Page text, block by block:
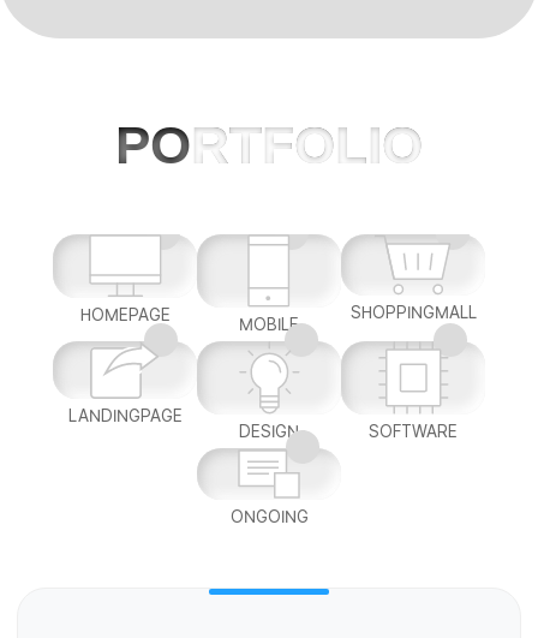
PORTFOLIO
HOMEPAGE MOBILE
SHOPPINGMALL
LANDINGPAGE
DESIGN
SOFTWARE
ONGOING